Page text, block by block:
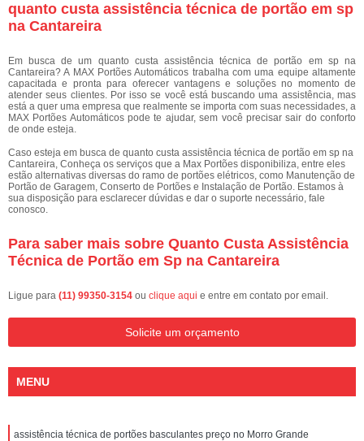
quanto custa assistência técnica de portão em sp
na Cantareira
Em busca de um quanto custa assistência técnica de portão em sp na
Cantareira? A MAX Portões Automáticos trabalha com uma equipe altamente
capacitada e pronta para oferecer vantagens e soluções no momento de
atender seus clientes. Por isso se você está buscando uma assistência, mas
está a quer uma empresa que realmente se importa com suas necessidades, a
MAX Portões Automáticos pode te ajudar, sem você precisar sair do conforto
de onde esteja.
Caso esteja em busca de quanto custa assistência técnica de portão em sp na
Cantareira, Conheça os serviços que a Max Portões disponibiliza, entre eles
estão alternativas diversas do ramo de portões elétricos, como Manutenção de
Portão de Garagem, Conserto de Portões e Instalação de Portão. Estamos à
sua disposição para esclarecer dúvidas e dar o suporte necessário, fale
conosco.
Para saber mais sobre Quanto Custa Assistência
Técnica de Portão em Sp na Cantareira
Ligue para (11) 99350-3154 ou clique aqui e entre em contato por email.
Solicite um orçamento
MENU
assistência técnica de portões basculantes preço no Morro Grande